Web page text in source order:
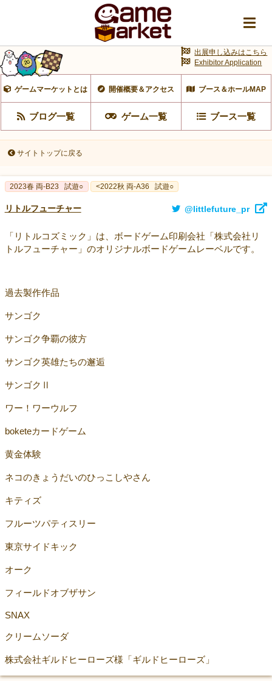
ゲームマーケットとは 開催概要＆アクセス ブース＆ホールMAP
ブログ一覧 ゲーム一覧 ブース一覧
出展申し込みはこちら
Exhibitor Application
サイトトップに戻る
2023春 両‐B23 試遊○ <2022秋 両-A36 試遊○
リトルフューチャー @littlefuture_pr
「リトルコズミック」は、ボードゲーム印刷会社「株式会社リ
トルフューチャー」のオリジナルボードゲームレーベルです。
過去製作作品
サンゴク
サンゴク争覇の彼方
サンゴク英雄たちの邂逅
サンゴクⅡ
ワー！ワーウルフ
boketeカードゲーム
黄金体験
ネコのきょうだいのひっこしやさん
キティズ
フルーツパティスリー
東京サイドキック
オーク
フィールドオブザサン
SNAX
クリームソーダ
株式会社ギルドヒーローズ様「ギルドヒーローズ」